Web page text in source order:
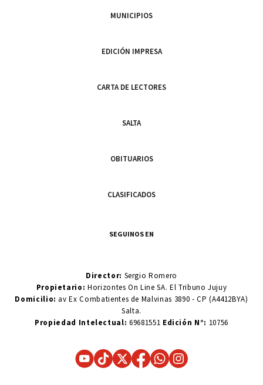
MUNICIPIOS
EDICIÓN IMPRESA
CARTA DE LECTORES
SALTA
OBITUARIOS
CLASIFICADOS
SEGUINOS EN
Director: Sergio Romero
Propietario:Horizontes On Line SA. El Tribuno Jujuy
Domicilio: av Ex Combatientes de Malvinas 3890 - CP (A4412BYA)
Salta.
Propiedad Intelectual: 69681551 Edición N°: 10756